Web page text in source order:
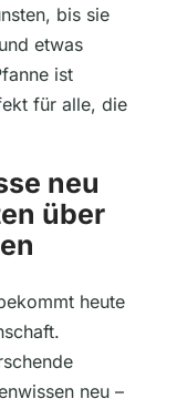
bis sie
etwas
ist
für alle, die
neu
über
heute
neu –